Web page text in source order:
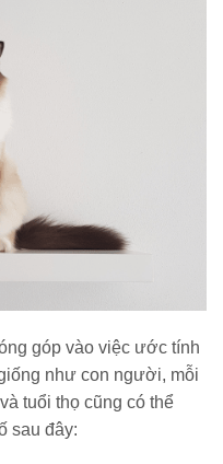
góp vào việc ước tính
như con người, mỗi
tuổi thọ cũng có thể
sau đây: